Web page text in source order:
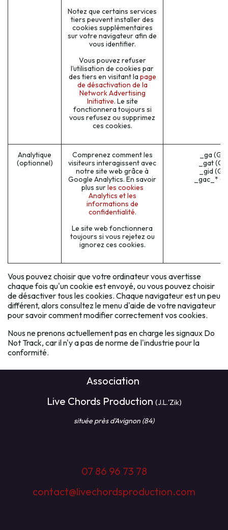
Notez que certains services
tiers peuvent installer des
cookies supplémentaires
sur votre navigateur afin de
vous identifier.
Vous pouvez refuser
l’utilisation de cookies par
des tiers en visitant lapage
de désactivation de la
Network Advertising
Initiative. Le site
fonctionnera toujours si
vous refusez ou supprimez
ces cookies.
Analytique
(optionnel)
Comprenez comment les
visiteurs interagissent avec
notre site web grâce à
Google Analytics. En savoir
plus surles cookies
Analytics et les
informations de
confidentialité.
Le site web fonctionnera
toujours si vous rejetez ou
ignorez ces cookies.
_ga
_gat
_gid
_gac_*
Vous pouvez choisir que votre ordinateur vous avertisse
chaque fois qu'un cookie est envoyé, ou vous pouvez choisir
de désactiver tous les cookies. Chaque navigateur est un peu
différent, alors consultez le menu d'aide de votre navigateur
pour savoir comment modifier correctement vos cookies.
Nous ne prenons actuellement pas en charge les signaux Do
Not Track, car il n'y a pas de norme de l'industrie pour la
conformité.
Association
Live Chords Production (J.L.'Zik)
située près d'Avignon (84)
07 86 96 73 78
contact@livechordsproduction.com